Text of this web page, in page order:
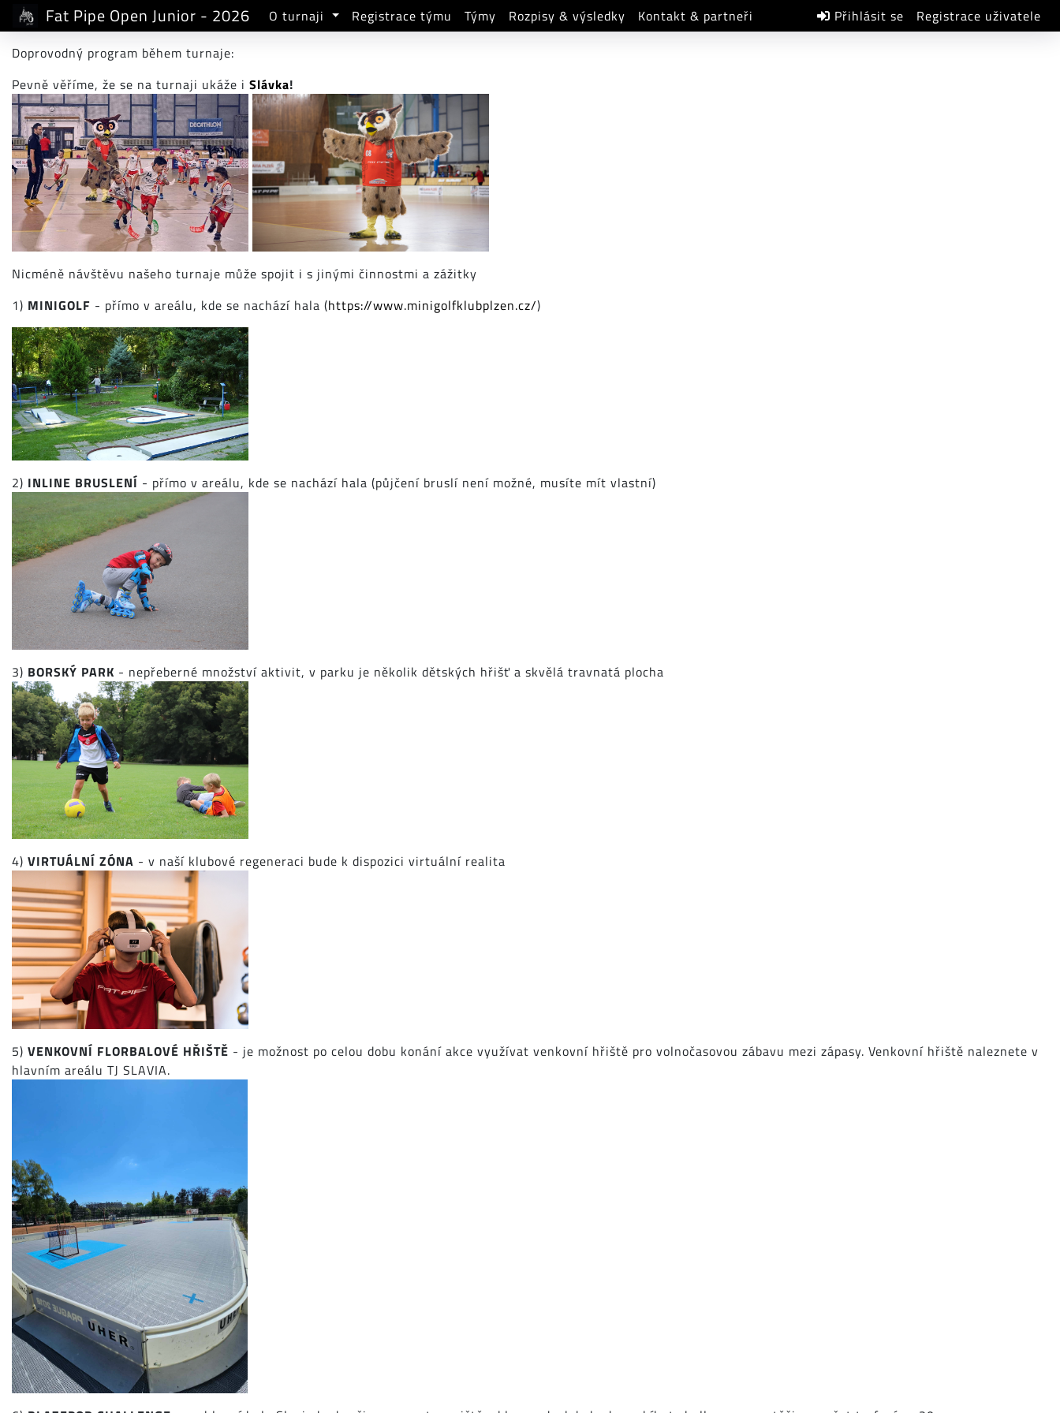
Fat Pipe Open Junior - 2026 O turnaji Registrace týmu Týmy Rozpisy & výsledky Kontakt & partneři Přihlásit se
Registrace uživatele
Doprovodný program během turnaje:
Pevně věříme, že se na turnaji ukáže i Slávka!
Nicméně návštěvu našeho turnaje může spojit i s jinými činnostmi a zážitky
1) MINIGOLF - přímo v areálu, kde se nachází hala (https://www.minigolfklubplzen.cz/)
2) INLINE BRUSLENÍ - přímo v areálu, kde se nachází hala (půjčení bruslí není možné, musíte mít vlastní)
3) BORSKÝ PARK - nepřeberné množství aktivit, v parku je několik dětských hřišť a skvělá travnatá plocha
4) VIRTUÁLNÍ ZÓNA - v naší klubové regeneraci bude k dispozici virtuální realita
5) VENKOVNÍ FLORBALOVÉ HŘIŠTĚ - je možnost po celou dobu konání akce využívat venkovní hřiště pro volnočasovou zábavu mezi zápasy. Venkovní hřiště naleznete v
hlavním areálu TJ SLAVIA.